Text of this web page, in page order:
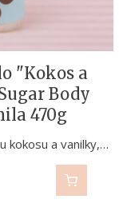
"Kokos a
Body
470g
kokosu a vanilky,…